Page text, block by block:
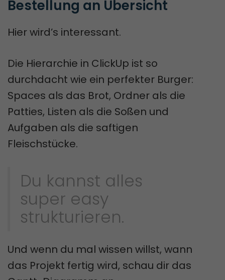
Bestellung an Übersicht
Hier wird’s interessant.
Die Hierarchie in ClickUp ist so
durchdacht wie ein perfekter Burger:
Spaces als das Brot, Ordner als die
Patties, Listen als die Soßen und
Aufgaben als die saftigen
Fleischstücke.
Du kannst alles
super easy
strukturieren.
Und wenn du mal wissen willst, wann
das Projekt fertig wird, schau dir das